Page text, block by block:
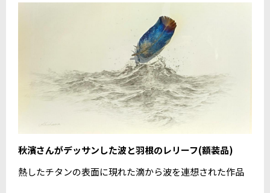
秋濱さんがデッサンした波と羽根のレリーフ(額装品)
熱したチタンの表面に現れた滴から波を連想された作品